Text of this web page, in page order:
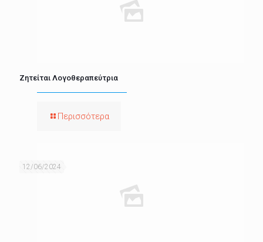
Ζητείται Λογοθεραπεύτρια
Περισσότερα
12/06/2024